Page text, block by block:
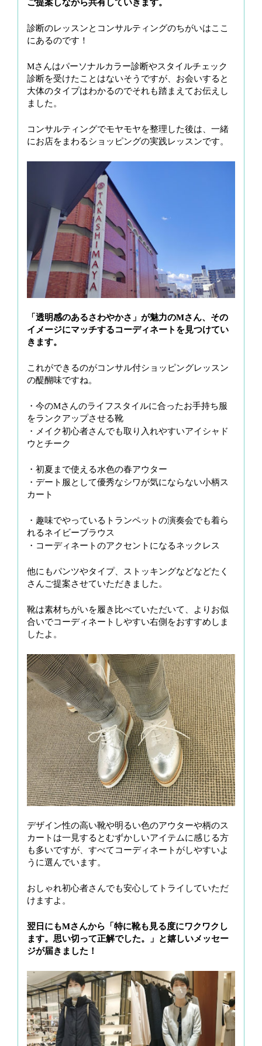
ご提案しながら共有していきます。
診断のレッスンとコンサルティングのちがいはここ
にあるのです！
Mさんはパーソナルカラー診断やスタイルチェック
診断を受けたことはないそうですが、お会いすると
大体のタイプはわかるのでそれも踏まえてお伝えし
ました。
コンサルティングでモヤモヤを整理した後は、一緒
にお店をまわるショッピングの実践レッスンです。
「透明感のあるさわやかさ」が魅力のMさん、その
イメージにマッチするコーディネートを見つけてい
きます。
これができるのがコンサル付ショッピングレッスン
の醍醐味ですね。
・今のMさんのライフスタイルに合ったお手持ち服
をランクアップさせる靴
・メイク初心者さんでも取り入れやすいアイシャド
ウとチーク
・初夏まで使える水色の春アウター
・デート服として優秀なシワが気にならない小柄ス
カート
・趣味でやっているトランペットの演奏会でも着ら
れるネイビーブラウス
・コーディネートのアクセントになるネックレス
他にもパンツやタイプ、ストッキングなどなどたく
さんご提案させていただきました。
靴は素材ちがいを履き比べていただいて、よりお似
合いでコーディネートしやすい右側をおすすめしま
したよ。
デザイン性の高い靴や明るい色のアウターや柄のス
カートは一見するとむずかしいアイテムに感じる方
も多いですが、すべてコーディネートがしやすいよ
うに選んでいます。
おしゃれ初心者さんでも安心してトライしていただ
けますよ。
翌日にもMさんから「特に靴も見る度にワクワクし
ます。思い切って正解でした。」と嬉しいメッセー
ジが届きました！